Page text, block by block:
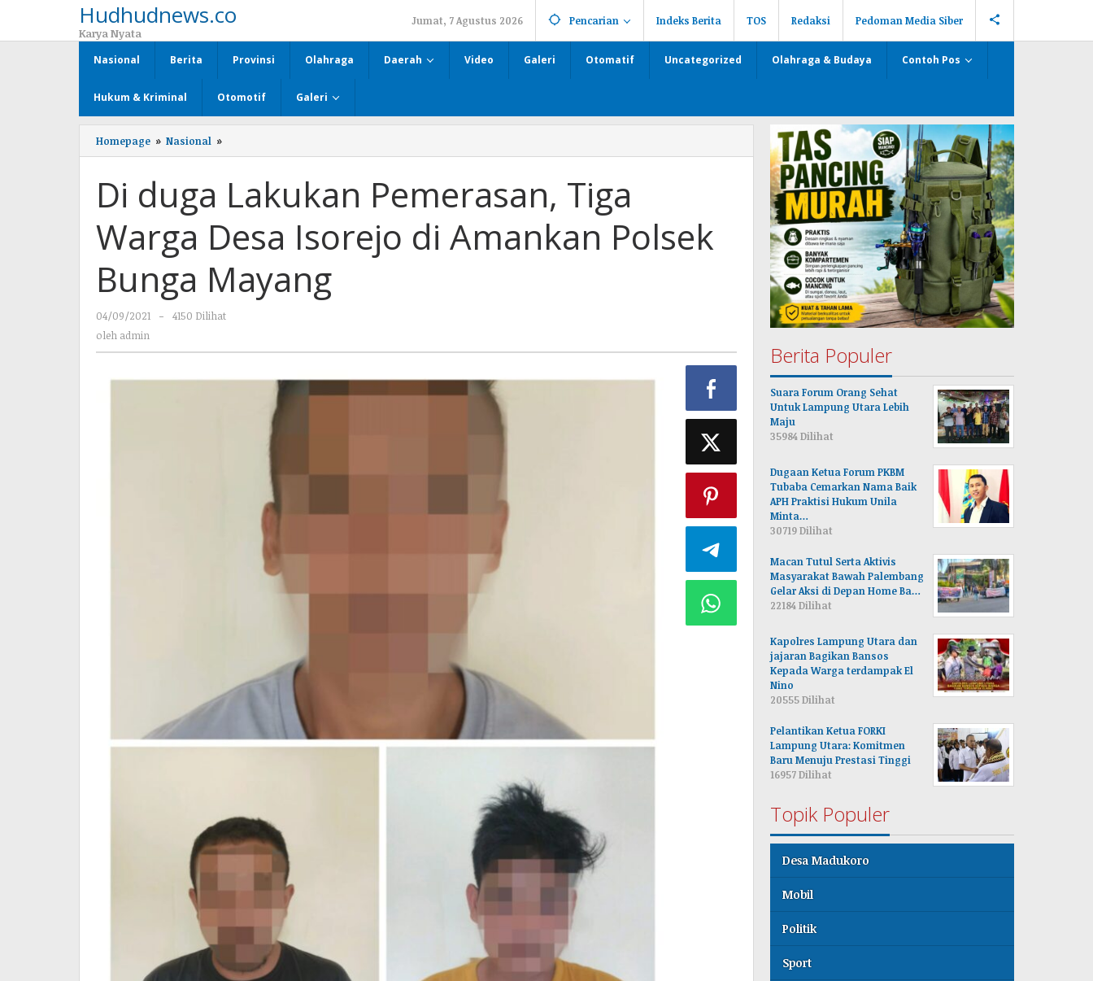
Hudhudnews.co
Karya Nyata
Jumat, 7 Agustus 2026 Pencarian Indeks Berita TOS Redaksi Pedoman Media Siber
Nasional Berita Provinsi Olahraga Daerah Video Galeri Otomatif Uncategorized Olahraga & Budaya Contoh Pos
Hukum & Kriminal Otomotif Galeri
Homepage » Nasional »
duga
Pemerasan,
Tiga
Desa
Isorejo
Amankan
Polsek
Mayang
Di duga Lakukan Pemerasan, Tiga
Warga Desa Isorejo di Amankan Polsek
Bunga Mayang
04/09/2021
oleh
-
4150 Dilihat
oleh admin
Berita Populer
Suara Forum Orang Sehat
Untuk Lampung Utara Lebih
Maju
35984 Dilihat
Dugaan Ketua Forum PKBM
Tubaba Cemarkan Nama Baik
APH Praktisi Hukum Unila
Minta…
30719 Dilihat
Macan Tutul Serta Aktivis
Masyarakat Bawah Palembang
Gelar Aksi di Depan Home Ba…
22184 Dilihat
Kapolres Lampung Utara dan
jajaran Bagikan Bansos
Kepada Warga terdampak El
Nino
20555 Dilihat
Pelantikan Ketua FORKI
Lampung Utara: Komitmen
Baru Menuju Prestasi Tinggi
16957 Dilihat
Topik Populer
Desa Madukoro
Mobil
Politik
Sport